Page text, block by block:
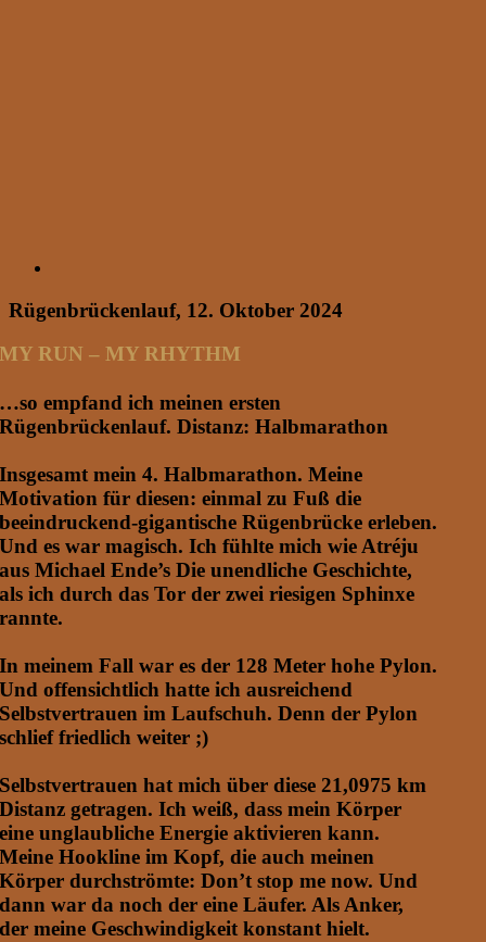
Rügenbrückenlauf, 12. Oktober 2024
MY RUN – MY RHYTHM
…so empfand ich meinen ersten
Rügenbrückenlauf. Distanz: Halbmarathon
Insgesamt mein 4. Halbmarathon. Meine
Motivation für diesen: einmal zu Fuß die
beeindruckend-gigantische Rügenbrücke erleben.
Und es war magisch. Ich fühlte mich wie Atréju
aus Michael Ende’s Die unendliche Geschichte,
als ich durch das Tor der zwei riesigen Sphinxe
rannte.
In meinem Fall war es der 128 Meter hohe Pylon.
Und offensichtlich hatte ich ausreichend
Selbstvertrauen im Laufschuh. Denn der Pylon
schlief friedlich weiter ;)
Selbstvertrauen hat mich über diese 21,0975 km
Distanz getragen. Ich weiß, dass mein Körper
eine unglaubliche Energie aktivieren kann.
Meine Hookline im Kopf, die auch meinen
Körper durchströmte: Don’t stop me now. Und
dann war da noch der eine Läufer. Als Anker,
der meine Geschwindigkeit konstant hielt.